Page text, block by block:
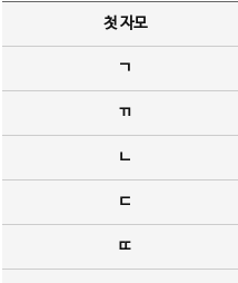
첫 자모
ㄱ
ㄲ
ㄴ
ㄷ
ㄸ